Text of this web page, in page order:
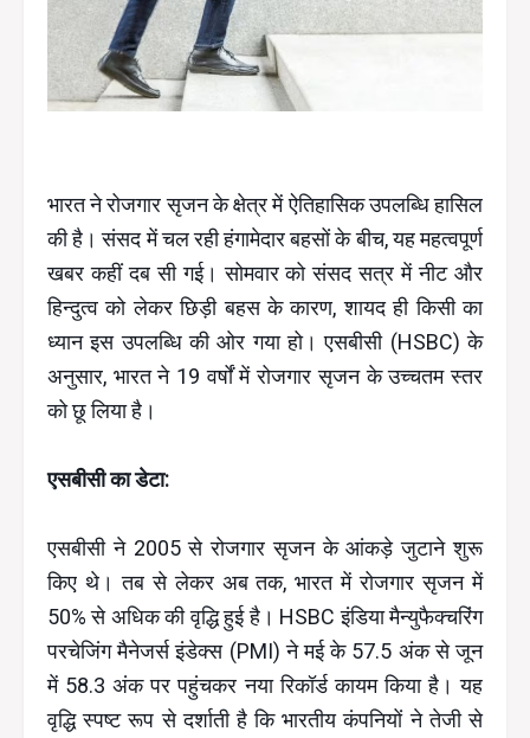
भारत ने रोजगार सृजन के क्षेत्र में ऐतिहासिक उपलब्धि हासिल
की है। संसद में चल रही हंगामेदार बहसों के बीच, यह महत्वपूर्ण
खबर कहीं दब सी गई। सोमवार को संसद सत्र में नीट और
हिन्दुत्व को लेकर छिड़ी बहस के कारण, शायद ही किसी का
ध्यान इस उपलब्धि की ओर गया हो। एसबीसी (HSBC) के
अनुसार, भारत ने 19 वर्षों में रोजगार सृजन के उच्चतम स्तर
को छू लिया है।
एसबीसी का डेटा:
एसबीसी ने 2005 से रोजगार सृजन के आंकड़े जुटाने शुरू
किए थे। तब से लेकर अब तक, भारत में रोजगार सृजन में
50% से अधिक की वृद्धि हुई है। HSBC इंडिया मैन्युफैक्चरिंग
परचेजिंग मैनेजर्स इंडेक्स (PMI) ने मई के 57.5 अंक से जून
में 58.3 अंक पर पहुंचकर नया रिकॉर्ड कायम किया है। यह
वृद्धि स्पष्ट रूप से दर्शाती है कि भारतीय कंपनियों ने तेजी से